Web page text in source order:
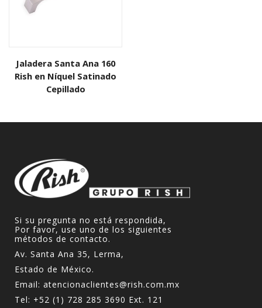
Jaladera Santa Ana 160
Rish en Níquel Satinado
Cepillado
Si su pregunta no está respondida,
Por favor, use uno de los siguientes
métodos de contacto.
Av. Santa Ana 35, Lerma,
Estado de México.
Email: atencionaclientes@rish.com.mx
Tel: +52 (1) 728 285 3690 Ext. 121